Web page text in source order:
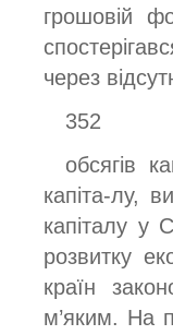
грошовій
через
352
обсягів
капіта-лу,
капіталу у
розвитку
країн
м’яким. На